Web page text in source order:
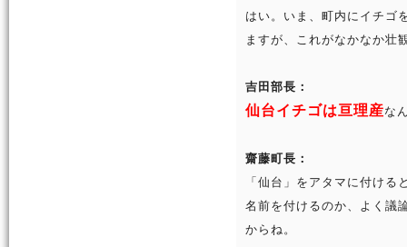
はい。いま、町内にイチゴ
ますが、これがなかなか壮
吉田部長：
仙台イチゴは亘理産な
齋藤町長：
「仙台」をアタマに付け
名前を付けるのか、よく議
からね。